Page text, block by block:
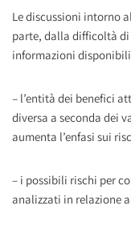
Le discussioni intorno
parte, dalla difficoltà
informazioni
– l’entità dei benefici
diversa a seconda dei
aumenta l’enfasi sui
– i possibili rischi per
analizzati in relazione